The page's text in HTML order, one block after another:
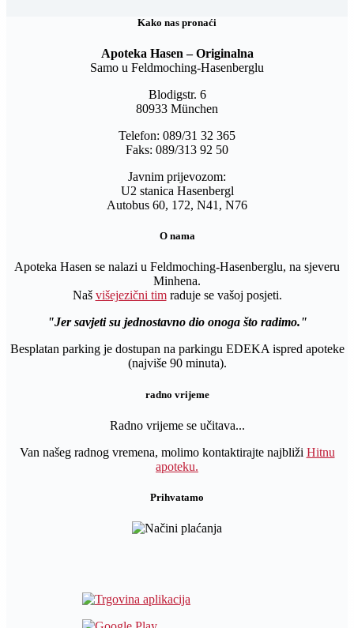
Kako nas pronaći
Apoteka Hasen – Originalna
Samo u Feldmoching-Hasenberglu
Blodigstr. 6
80933 München
Telefon: 089/31 32 365
Faks: 089/313 92 50
Javnim prijevozom:
U2 stanica Hasenbergl
Autobus 60, 172, N41, N76
O nama
Apoteka Hasen se nalazi u Feldmoching-Hasenberglu, na sjeveru
Minhena.
Naš višejezični timraduje se vašoj posjeti.
Jer savjeti su jednostavno dio onoga što radimo.
Besplatan parking je dostupan na parkingu EDEKA ispred apoteke
(najviše 90 minuta).
radno vrijeme
Radno vrijeme se učitava...
Van našeg radnog vremena, molimo kontaktirajte najbliži Hitnu
apoteku.
Prihvatamo